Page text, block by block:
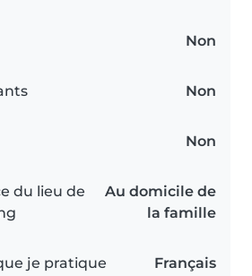
Non
Non
Non
du lieu de
Au domicile de
la famille
je pratique Français